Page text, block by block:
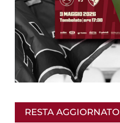
RESTA AGGIORNATO